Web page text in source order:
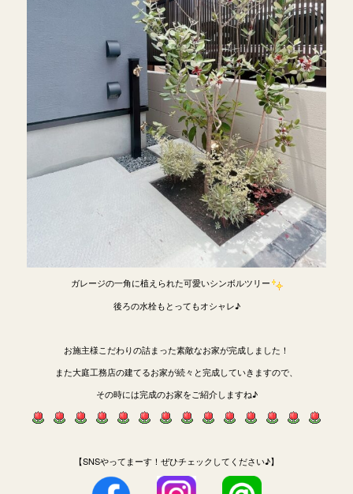
ガレージの一角に植えられた可愛いシンボルツリー
後ろの水栓もとってもオシャレ♪
お施主様こだわりの詰まった素敵なお家が完成しました！
また大庭工務店の建てるお家が続々と完成していきますので、
その時には完成のお家をご紹介しますね♪
【SNSやってまーす！ぜひチェックしてください♪】